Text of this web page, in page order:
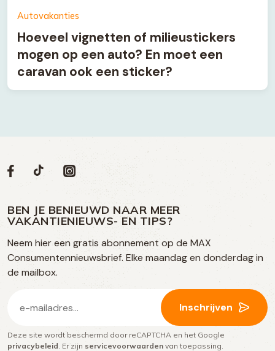
Autovakanties
Hoeveel vignetten of milieustickers
mogen op een auto? En moet een
caravan ook een sticker?
Volg
op
social
media
Social
Volg
op
Facebook
Volg
op
TikTok
Volg
op
Instagram
BEN JE BENIEUWD NAAR MEER
VAKANTIENIEUWS- EN TIPS?
Neem hier een gratis abonnement op de MAX
Consumentennieuwsbrief. Elke maandag en donderdag in
de mailbox.
mailadres
(Vereist)
Inschrijven
Deze site wordt beschermd door reCAPTCHA en het Google
privacybeleid . Er zijn servicevoorwaarden van toepassing.